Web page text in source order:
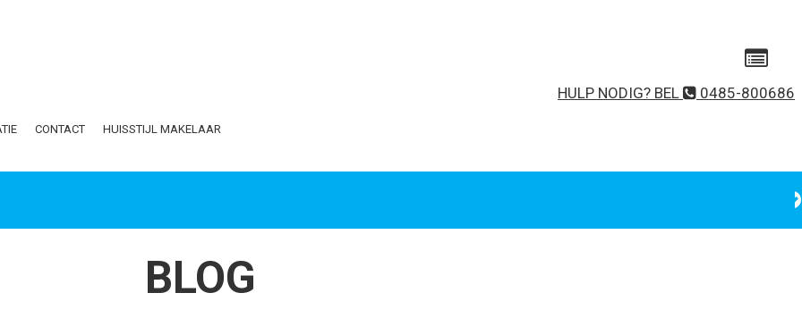
HULP NODIG? BEL 0485-800686
CONTACT HUISSTIJL MAKELAAR
Gebruikersnaam of e-mailadres
BLOG